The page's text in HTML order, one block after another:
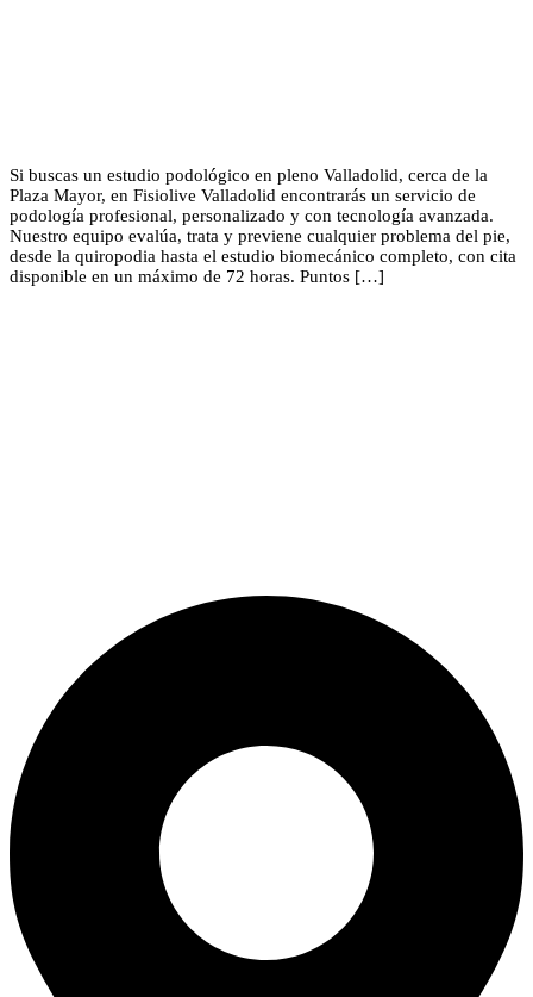
Si buscas un estudio podológico en pleno Valladolid, cerca de la
Plaza Mayor, en Fisiolive Valladolid encontrarás un servicio de
podología profesional, personalizado y con tecnología avanzada.
Nuestro equipo evalúa, trata y previene cualquier problema del pie,
desde la quiropodia hasta el estudio biomecánico completo, con cita
disponible en un máximo de 72 horas. Puntos […]